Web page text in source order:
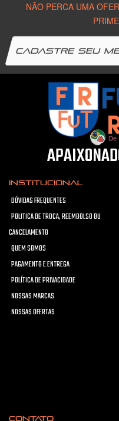
NÃO PERCA UMA
INSTITUCIONAL
DÚVIDAS FREQUENTES
POLITICA DE TROCA, REEMBOLSO OU
CANCELAMENTO
QUEM SOMOS
PAGAMENTO E ENTREGA
POLÍTICA DE PRIVACIDADE
NOSSAS MARCAS
NOSSAS OFERTAS
CONTATO